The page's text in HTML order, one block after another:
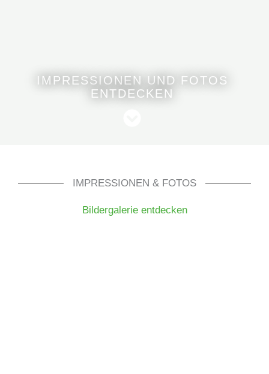
IMPRESSIONEN UND FOTOS
ENTDECKEN
IMPRESSIONEN & FOTOS
Bildergalerie entdecken